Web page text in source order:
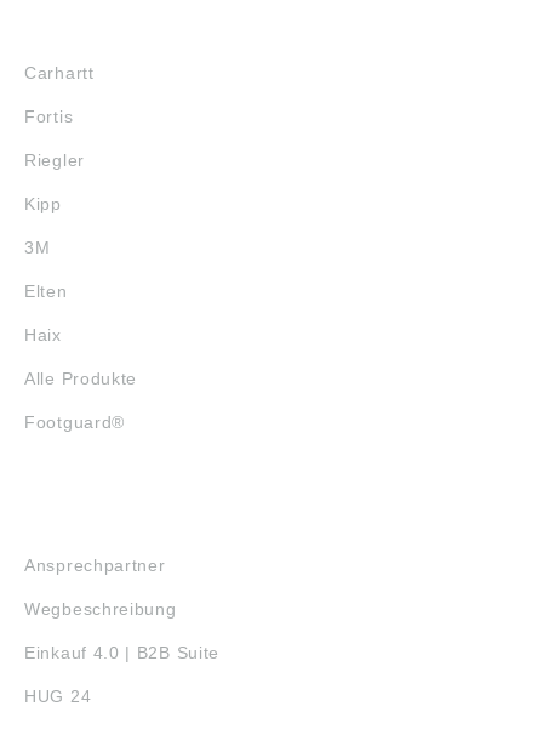
Carhartt
Fortis
Riegler
Kipp
3M
Elten
Haix
Alle Produkte
Footguard®
Ansprechpartner
Wegbeschreibung
Einkauf 4.0 | B2B Suite
HUG 24